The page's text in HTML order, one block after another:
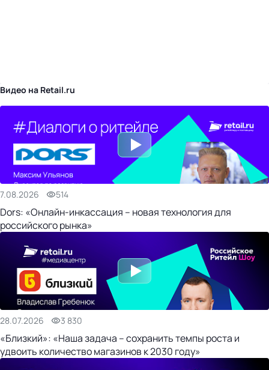
Видео на Retail.ru
7.08.2026 514
Dors: «Онлайн-инкассация – новая технология для
российского рынка»
28.07.2026 3 830
«Близкий»: «Наша задача – сохранить темпы роста и
удвоить количество магазинов к 2030 году»